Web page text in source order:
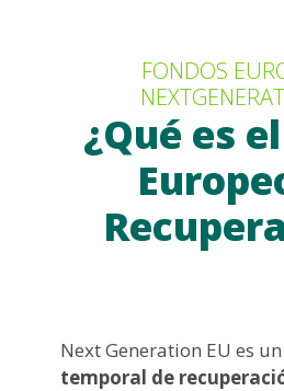
FONDOS
¿Qué es
Next Generation EU es un
temporal de